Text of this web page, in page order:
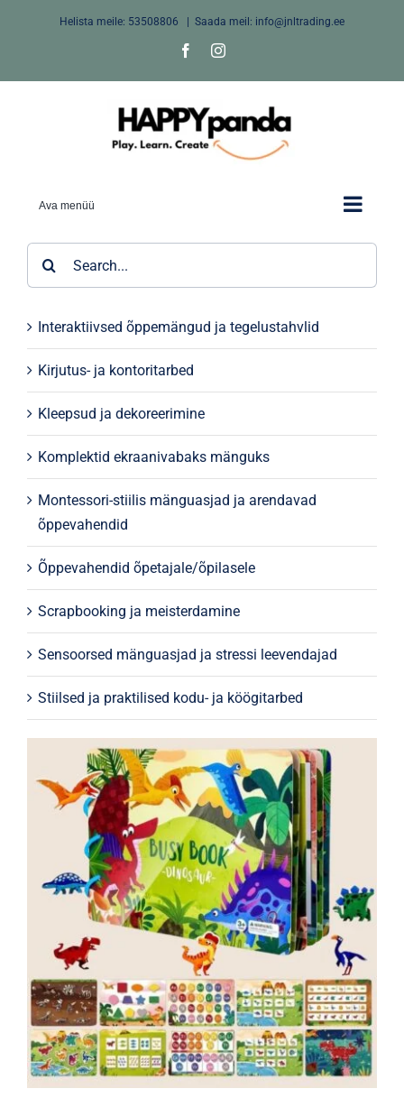
Helista meile: 53508806 Saada meil: info@jnltrading.ee
FacebookInstagram
Ava menüü
Interaktiivsed õppemängud ja tegelustahvlid
Kirjutus- ja kontoritarbed
Kleepsud ja dekoreerimine
Komplektid ekraanivabaks mänguks
Montessori-stiilis mänguasjad ja arendavad
õppevahendid
Õppevahendid õpetajale/õpilasele
Scrapbooking ja meisterdamine
Sensoorsed mänguasjad ja stressi leevendajad
Stiilsed ja praktilised kodu- ja köögitarbed